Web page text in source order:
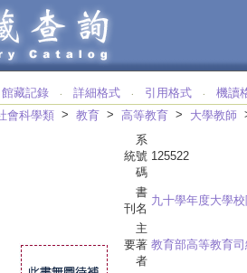
館藏記錄 ‧ 詳細格式 ‧ 引用格式 ‧
機讀
會科學類 > 教育 > 高等教育 > 大學教師
系
統號
碼
125522
書
刊名
九十學年度大學
主
要著
者
教育部高等教育